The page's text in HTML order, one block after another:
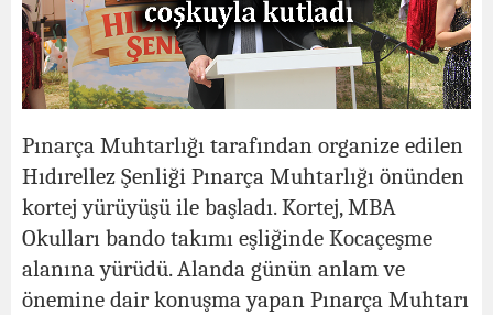
Pınarça Muhtarlığı tarafından organize edilen
Hıdırellez Şenliği Pınarça Muhtarlığı önünden
kortej yürüyüşü ile başladı. Kortej, MBA
Okulları bando takımı eşliğinde Kocaçeşme
alanına yürüdü. Alanda günün anlam ve
önemine dair konuşma yapan Pınarça Muhtarı